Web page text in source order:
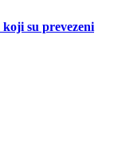
su prevezeni